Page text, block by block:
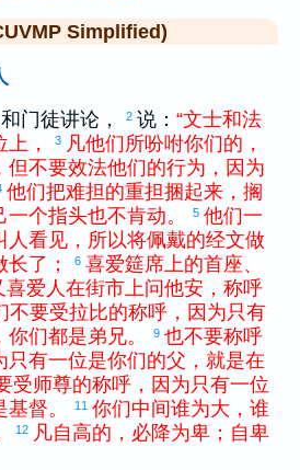
Simplified)
门徒讲论， 2 说： “文士和法
上 ， 3 凡他们所吩咐你们的 ，
但不要效法他们的行为 ， 因为
他们把难担的重担捆 起来 ， 搁
一个指头也不肯动。 5 他们一
人看见 ， 所以将佩戴的经文做
长了 ； 6 喜爱筵席上的首座、
喜爱 人在街市上问他安 ， 称呼
不要受拉比的称呼 ， 因为只有
你们都是弟兄。 9 也不要称呼
只有一位是你们的父 ， 就是在
受师尊的称呼 ， 因为只有一位
基督。 11 你们中间谁为大 ， 谁
12 凡自高的 ， 必降为卑 ； 自卑